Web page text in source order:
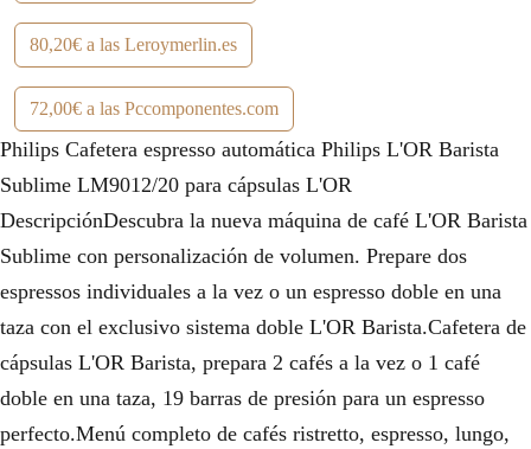
80,20€ a las Leroymerlin.es
72,00€ a las Pccomponentes.com
Philips Cafetera espresso automática Philips L'OR Barista
Sublime LM9012/20 para cápsulas L'OR
DescripciónDescubra la nueva máquina de café L'OR Barista
Sublime con personalización de volumen. Prepare dos
espressos individuales a la vez o un espresso doble en una
taza con el exclusivo sistema doble L'OR Barista.Cafetera de
cápsulas L'OR Barista, prepara 2 cafés a la vez o 1 café
doble en una taza, 19 barras de presión para un espresso
perfecto.Menú completo de cafés ristretto, espresso, lungo,